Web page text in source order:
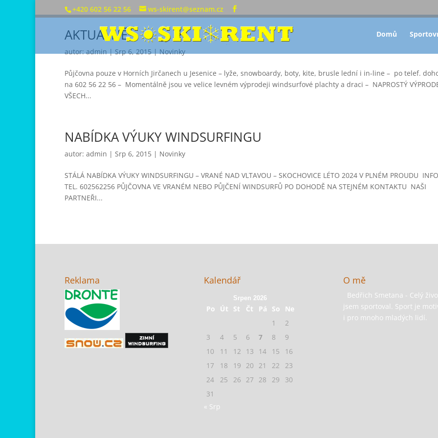
+420 602 56 22 56 ws-skirent@seznam.cz
Domů
AKTUÁLNĚ
autor:admin|Srp 6, 2015|Novinky
Půjčovna pouze v Horních Jirčanech u Jesenice – lyže, snowboardy, boty, kite, brusle lední i in-line – po telef.
na 602 56 22 56 – Momentálně jsou ve velice levném výprodeji windsurfové plachty a draci – NAPROSTÝ
VŠECH...
NABÍDKA VÝUKY WINDSURFINGU
autor: admin | Srp 6, 2015 | Novinky
STÁLÁ NABÍDKA VÝUKY WINDSURFINGU – VRANÉ NAD VLTAVOU – SKOCHOVICE LÉTO 2024 V PLNÉM PROUDU
TEL. 602562256 PŮJČOVNA VE VRANÉM NEBO PŮJČENÍ WINDSURFŮ PO DOHODĚ NA STEJNÉM KONTAKTU NAŠI
PARTNEŘI...
Reklama Kalendář
Srpen 2026
Po Út St Čt Pá So
Ne
1
2
3
4 5 6 7 8
9
10
11 12 13 14 15
16
17
18 19 20 21 22
23
24
25 26 27 28 29
30
31
« Srp
O mě
Bedřich Smetana - Celý
jsem sportoval. Sport je
i pro mnoho mladých lidí.